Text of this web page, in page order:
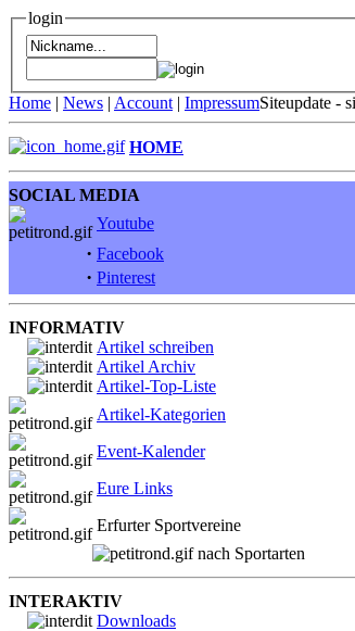
login
Home | News | Account | ImpressumSiteupdate -
HOME
SOCIAL MEDIA
Youtube
· Facebook
· Pinterest
INFORMATIV
Artikel schreiben
Artikel Archiv
Artikel-Top-Liste
Artikel-Kategorien
Event-Kalender
Eure Links
Erfurter Sportvereine
nach Sportarten
INTERAKTIV
Downloads